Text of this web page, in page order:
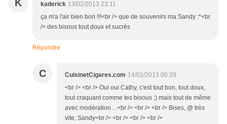
K kaderick 13/02/2013 23:11
ça m'a l'air bien bon !!!<br /> que de souvenirs ma Sandy :*<br
/> des bisous tout doux et sucrés
Répondre
C CuisinetCigares.com 14/02/2013 00:29
<br /> <br /> Oui oui Cathy, c'est tout bon, tout doux,
tout craquant comme tes bisous ;) mais tout de même
avec modération ...<br /> <br /> <br /> Bises, @ très
vite, Sandy<br /> <br /> <br /> <br />